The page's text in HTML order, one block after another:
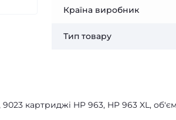
Країна виробник
Тип товару
картриджі HP 963, HP 963 XL, об'єм